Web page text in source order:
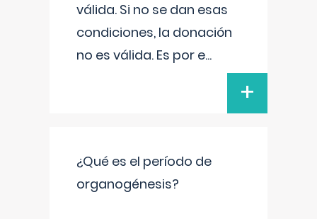
válida. Si no se dan esas
condiciones, la donación
no es válida. Es por e...
+
¿Qué es el período de
organogénesis?